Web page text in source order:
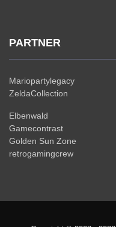
PARTNER
Mariopartylegacy
ZeldaCollection
Elbenwald
Gamecontrast
Golden Sun Zone
retrogamingcrew